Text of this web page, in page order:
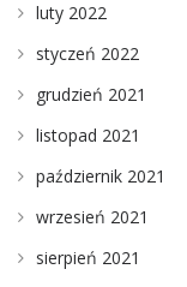
luty 2022
styczeń 2022
grudzień 2021
listopad 2021
październik 2021
wrzesień 2021
sierpień 2021